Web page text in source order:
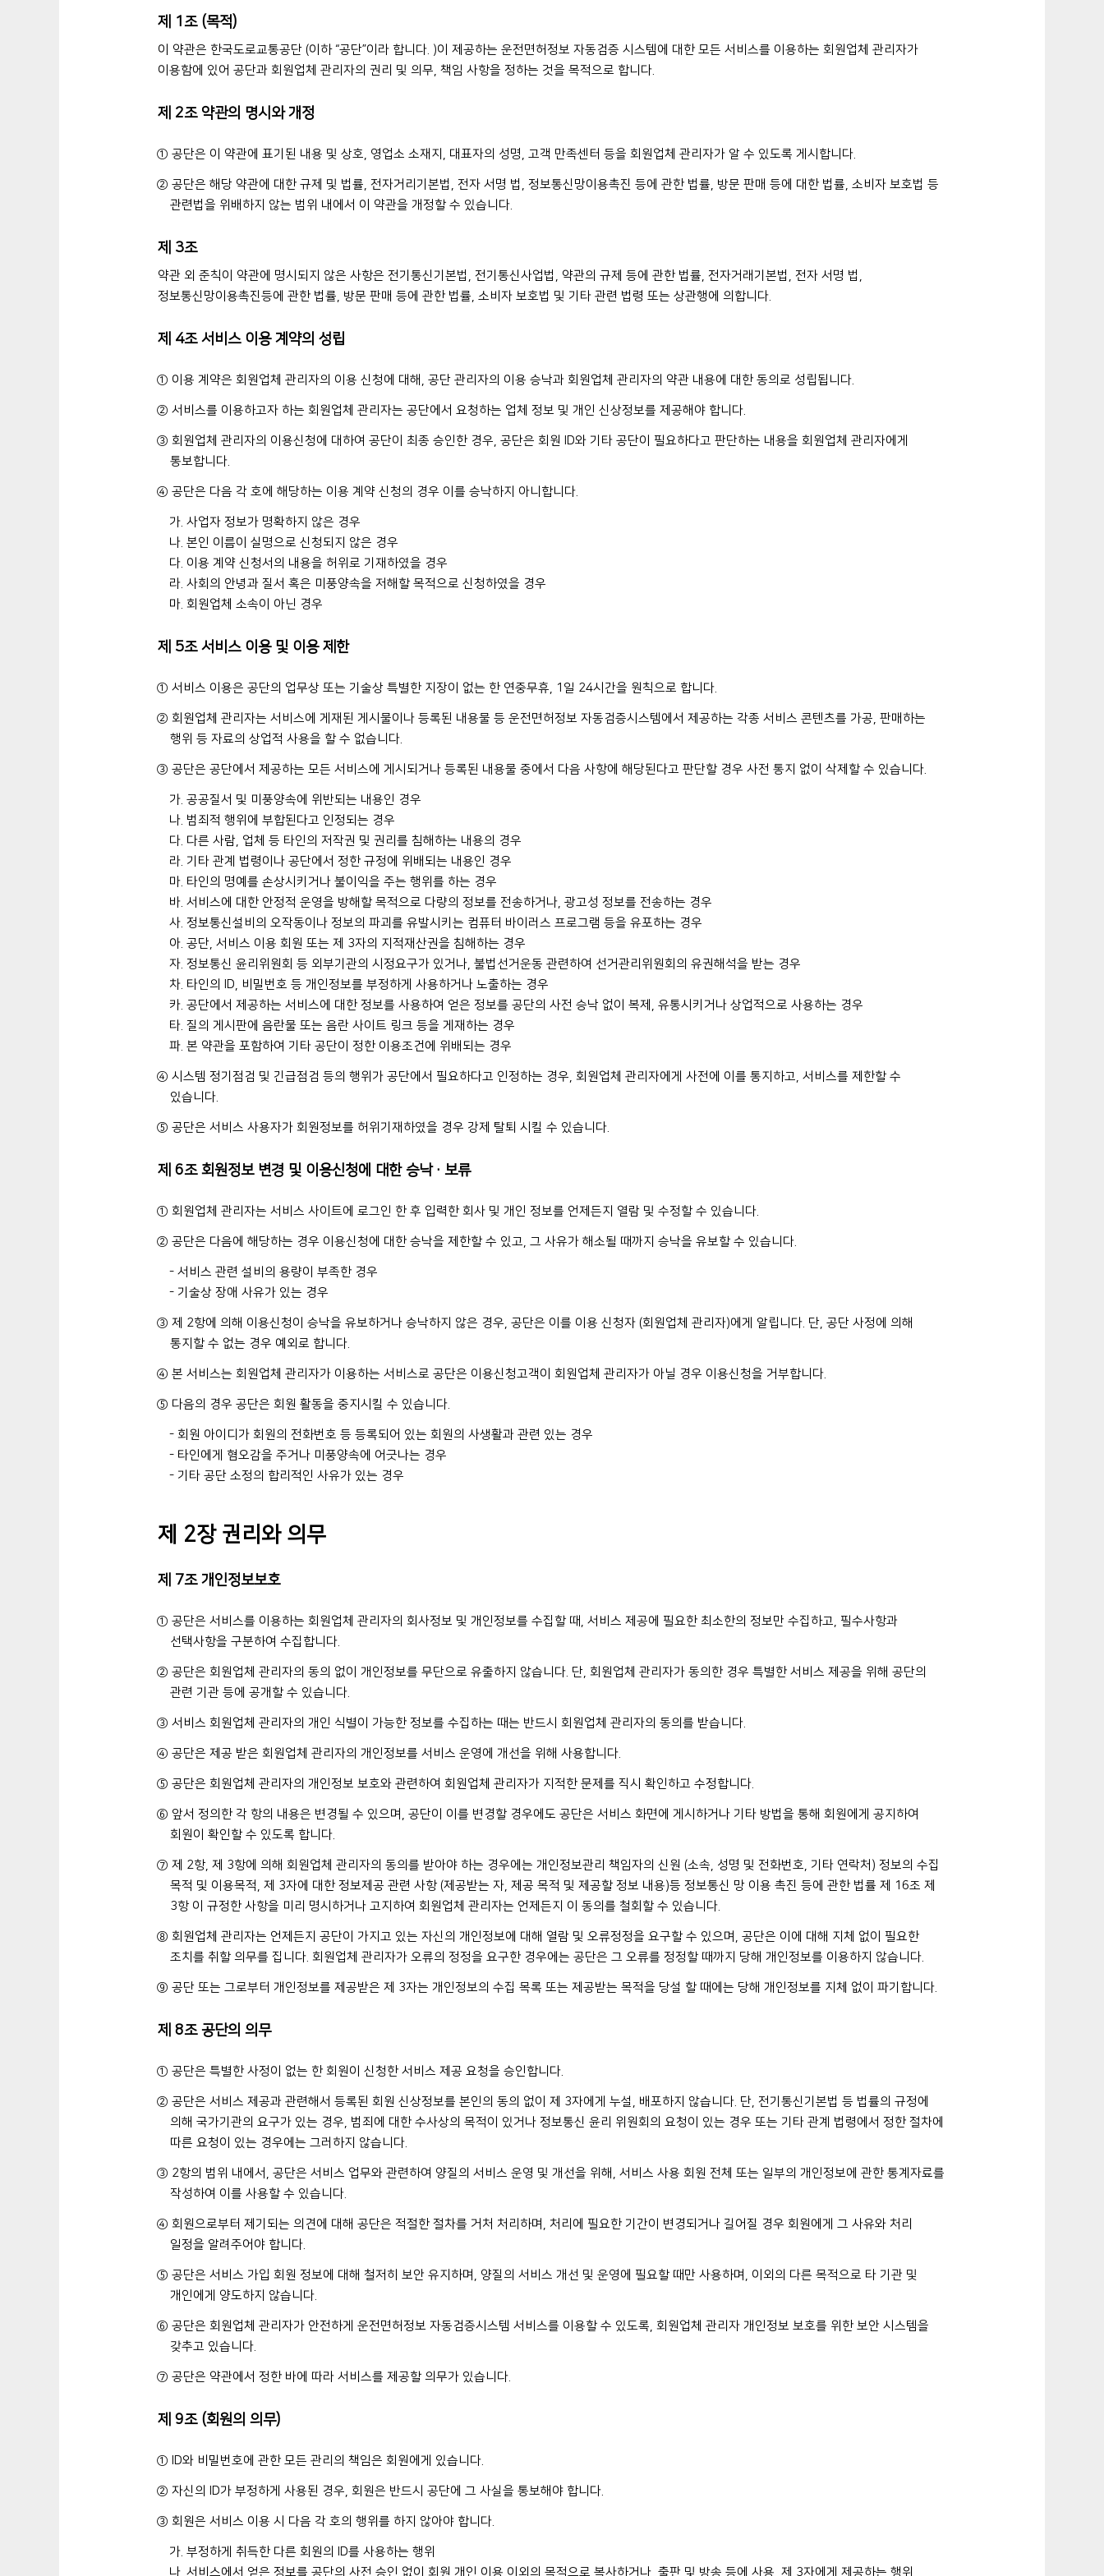
제 1조 (목적)
이 약관은 한국도로교통공단 (이하 “공단”이라 합니다. )이 제공하는 운전면허정보 자동검증 시스템에 대한 모든 서비스를 이용하는 회원업체 관리자가
이용함에 있어 공단과 회원업체 관리자의 권리 및 의무, 책임 사항을 정하는 것을 목적으로 합니다.
제 2조 약관의 명시와 개정
① 공단은 이 약관에 표기된 내용 및 상호, 영업소 소재지, 대표자의 성명, 고객 만족센터 등을 회원업체 관리자가 알 수 있도록 게시합니다.
② 공단은 해당 약관에 대한 규제 및 법률, 전자거리기본법, 전자 서명 법, 정보통신망이용촉진 등에 관한 법률, 방문 판매 등에 대한 법률, 소비자 보호법 등
관련법을 위배하지 않는 범위 내에서 이 약관을 개정할 수 있습니다.
제 3조
약관 외 준칙이 약관에 명시되지 않은 사항은 전기통신기본법, 전기통신사업법, 약관의 규제 등에 관한 법률, 전자거래기본법, 전자 서명 법,
정보통신망이용촉진등에 관한 법률, 방문 판매 등에 관한 법률, 소비자 보호법 및 기타 관련 법령 또는 상관행에 의합니다.
제 4조 서비스 이용 계약의 성립
① 이용 계약은 회원업체 관리자의 이용 신청에 대해, 공단 관리자의 이용 승낙과 회원업체 관리자의 약관 내용에 대한 동의로 성립됩니다.
② 서비스를 이용하고자 하는 회원업체 관리자는 공단에서 요청하는 업체 정보 및 개인 신상정보를 제공해야 합니다.
③ 회원업체 관리자의 이용신청에 대하여 공단이 최종 승인한 경우, 공단은 회원 ID와 기타 공단이 필요하다고 판단하는 내용을 회원업체 관리자에게
통보합니다.
④ 공단은 다음 각 호에 해당하는 이용 계약 신청의 경우 이를 승낙하지 아니합니다.
가. 사업자 정보가 명확하지 않은 경우
나. 본인 이름이 실명으로 신청되지 않은 경우
다. 이용 계약 신청서의 내용을 허위로 기재하였을 경우
라. 사회의 안녕과 질서 혹은 미풍양속을 저해할 목적으로 신청하였을 경우
마. 회원업체 소속이 아닌 경우
제 5조 서비스 이용 및 이용 제한
① 서비스 이용은 공단의 업무상 또는 기술상 특별한 지장이 없는 한 연중무휴, 1일 24시간을 원칙으로 합니다.
② 회원업체 관리자는 서비스에 게재된 게시물이나 등록된 내용물 등 운전면허정보 자동검증시스템에서 제공하는 각종 서비스 콘텐츠를 가공, 판매하는
행위 등 자료의 상업적 사용을 할 수 없습니다.
③ 공단은 공단에서 제공하는 모든 서비스에 게시되거나 등록된 내용물 중에서 다음 사항에 해당된다고 판단할 경우 사전 통지 없이 삭제할 수 있습니다.
가. 공공질서 및 미풍양속에 위반되는 내용인 경우
나. 범죄적 행위에 부합된다고 인정되는 경우
다. 다른 사람, 업체 등 타인의 저작권 및 권리를 침해하는 내용의 경우
라. 기타 관계 법령이나 공단에서 정한 규정에 위배되는 내용인 경우
마. 타인의 명예를 손상시키거나 불이익을 주는 행위를 하는 경우
바. 서비스에 대한 안정적 운영을 방해할 목적으로 다량의 정보를 전송하거나, 광고성 정보를 전송하는 경우
사. 정보통신설비의 오작동이나 정보의 파괴를 유발시키는 컴퓨터 바이러스 프로그램 등을 유포하는 경우
아. 공단, 서비스 이용 회원 또는 제 3자의 지적재산권을 침해하는 경우
자. 정보통신 윤리위원회 등 외부기관의 시정요구가 있거나, 불법선거운동 관련하여 선거관리위원회의 유권해석을 받는 경우
차. 타인의 ID, 비밀번호 등 개인정보를 부정하게 사용하거나 노출하는 경우
카. 공단에서 제공하는 서비스에 대한 정보를 사용하여 얻은 정보를 공단의 사전 승낙 없이 복제, 유통시키거나 상업적으로 사용하는 경우
타. 질의 게시판에 음란물 또는 음란 사이트 링크 등을 게재하는 경우
파. 본 약관을 포함하여 기타 공단이 정한 이용조건에 위배되는 경우
④ 시스템 정기점검 및 긴급점검 등의 행위가 공단에서 필요하다고 인정하는 경우, 회원업체 관리자에게 사전에 이를 통지하고, 서비스를 제한할 수
있습니다.
⑤ 공단은 서비스 사용자가 회원정보를 허위기재하였을 경우 강제 탈퇴 시킬 수 있습니다.
제 6조 회원정보 변경 및 이용신청에 대한 승낙·보류
① 회원업체 관리자는 서비스 사이트에 로그인 한 후 입력한 회사 및 개인 정보를 언제든지 열람 및 수정할 수 있습니다.
② 공단은 다음에 해당하는 경우 이용신청에 대한 승낙을 제한할 수 있고, 그 사유가 해소될 때까지 승낙을 유보할 수 있습니다.
- 서비스 관련 설비의 용량이 부족한 경우
- 기술상 장애 사유가 있는 경우
③ 제 2항에 의해 이용신청이 승낙을 유보하거나 승낙하지 않은 경우, 공단은 이를 이용 신청자 (회원업체 관리자)에게 알립니다. 단, 공단 사정에 의해
통지할 수 없는 경우 예외로 합니다.
④ 본 서비스는 회원업체 관리자가 이용하는 서비스로 공단은 이용신청고객이 회원업체 관리자가 아닐 경우 이용신청을 거부합니다.
⑤ 다음의 경우 공단은 회원 활동을 중지시킬 수 있습니다.
- 회원 아이디가 회원의 전화번호 등 등록되어 있는 회원의 사생활과 관련 있는 경우
- 타인에게 혐오감을 주거나 미풍양속에 어긋나는 경우
- 기타 공단 소정의 합리적인 사유가 있는 경우
제 2장 권리와 의무
제 7조 개인정보보호
① 공단은 서비스를 이용하는 회원업체 관리자의 회사정보 및 개인정보를 수집할 때, 서비스 제공에 필요한 최소한의 정보만 수집하고, 필수사항과
선택사항을 구분하여 수집합니다.
② 공단은 회원업체 관리자의 동의 없이 개인정보를 무단으로 유출하지 않습니다. 단, 회원업체 관리자가 동의한 경우 특별한 서비스 제공을 위해 공단의
관련 기관 등에 공개할 수 있습니다.
③ 서비스 회원업체 관리자의 개인 식별이 가능한 정보를 수집하는 때는 반드시 회원업체 관리자의 동의를 받습니다.
④ 공단은 제공 받은 회원업체 관리자의 개인정보를 서비스 운영에 개선을 위해 사용합니다.
⑤ 공단은 회원업체 관리자의 개인정보 보호와 관련하여 회원업체 관리자가 지적한 문제를 직시 확인하고 수정합니다.
⑥ 앞서 정의한 각 항의 내용은 변경될 수 있으며, 공단이 이를 변경할 경우에도 공단은 서비스 화면에 게시하거나 기타 방법을 통해 회원에게 공지하여
회원이 확인할 수 있도록 합니다.
⑦ 제 2항, 제 3항에 의해 회원업체 관리자의 동의를 받아야 하는 경우에는 개인정보관리 책임자의 신원 (소속, 성명 및 전화번호, 기타 연락처) 정보의 수집
목적 및 이용목적, 제 3자에 대한 정보제공 관련 사항 (제공받는 자, 제공 목적 및 제공할 정보 내용)등 정보통신 망 이용 촉진 등에 관한 법률 제 16조 제
3항 이 규정한 사항을 미리 명시하거나 고지하여 회원업체 관리자는 언제든지 이 동의를 철회할 수 있습니다.
⑧ 회원업체 관리자는 언제든지 공단이 가지고 있는 자신의 개인정보에 대해 열람 및 오류정정을 요구할 수 있으며, 공단은 이에 대해 지체 없이 필요한
조치를 취할 의무를 집니다. 회원업체 관리자가 오류의 정정을 요구한 경우에는 공단은 그 오류를 정정할 때까지 당해 개인정보를 이용하지 않습니다.
⑨ 공단 또는 그로부터 개인정보를 제공받은 제 3자는 개인정보의 수집 목록 또는 제공받는 목적을 당설 할 때에는 당해 개인정보를 지체 없이 파기합니다.
제 8조 공단의 의무
① 공단은 특별한 사정이 없는 한 회원이 신청한 서비스 제공 요청을 승인합니다.
② 공단은 서비스 제공과 관련해서 등록된 회원 신상정보를 본인의 동의 없이 제 3자에게 누설, 배포하지 않습니다. 단, 전기통신기본법 등 법률의 규정에
의해 국가기관의 요구가 있는 경우, 범죄에 대한 수사상의 목적이 있거나 정보통신 윤리 위원회의 요청이 있는 경우 또는 기타 관계 법령에서 정한 절차에
따른 요청이 있는 경우에는 그러하지 않습니다.
③ 2항의 범위 내에서, 공단은 서비스 업무와 관련하여 양질의 서비스 운영 및 개선을 위해, 서비스 사용 회원 전체 또는 일부의 개인정보에 관한 통계자료를
작성하여 이를 사용할 수 있습니다.
④ 회원으로부터 제기되는 의견에 대해 공단은 적절한 절차를 거처 처리하며, 처리에 필요한 기간이 변경되거나 길어질 경우 회원에게 그 사유와 처리
일정을 알려주어야 합니다.
⑤ 공단은 서비스 가입 회원 정보에 대해 철저히 보안 유지하며, 양질의 서비스 개선 및 운영에 필요할 때만 사용하며, 이외의 다른 목적으로 타 기관 및
개인에게 양도하지 않습니다.
⑥ 공단은 회원업체 관리자가 안전하게 운전면허정보 자동검증시스템 서비스를 이용할 수 있도록, 회원업체 관리자 개인정보 보호를 위한 보안 시스템을
갖추고 있습니다.
⑦ 공단은 약관에서 정한 바에 따라 서비스를 제공할 의무가 있습니다.
제 9조 (회원의 의무)
① ID와 비밀번호에 관한 모든 관리의 책임은 회원에게 있습니다.
② 자신의 ID가 부정하게 사용된 경우, 회원은 반드시 공단에 그 사실을 통보해야 합니다.
③ 회원은 서비스 이용 시 다음 각 호의 행위를 하지 않아야 합니다.
가. 부정하게 취득한 다른 회원의 ID를 사용하는 행위
나. 서비스에서 얻은 정보를 공단의 사전 승인 없이 회원 개인 이용 이외의 목적으로 복사하거나, 출판 및 방송 등에 사용, 제 3자에게 제공하는 행위